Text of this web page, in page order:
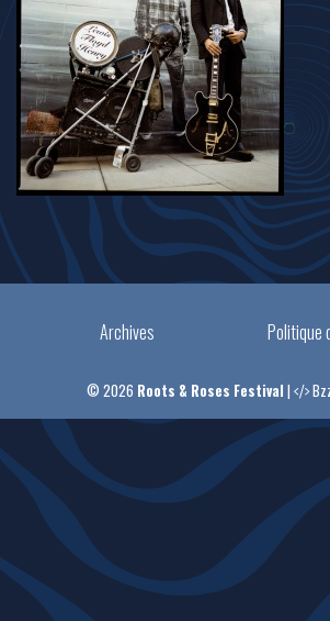
Archives Politique
© 2026 Roots & Roses Festival |